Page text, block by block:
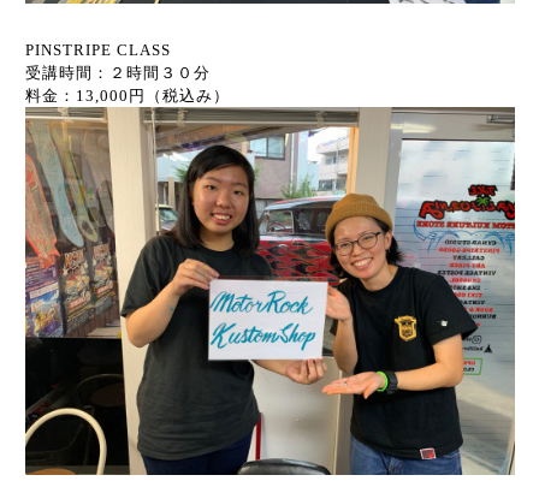
PINSTRIPE CLASS
受講時間：２時間３０分
料金：13,000円（税込み）